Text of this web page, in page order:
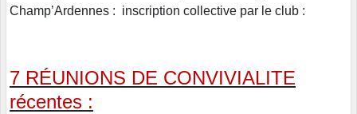
Champ’Ardennes : inscription collective par le club :
7 RÉUNIONS DE CONVIVIALITE
récentes :